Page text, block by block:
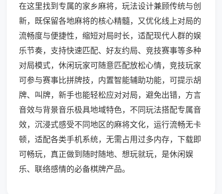
在这里找到专属的家乡麻将，玩法设计兼顾传统与创
新，既保留各地麻将的核心精髓，又优化线上对局的
流畅度与便捷性，缩短对局时长，适配现代人群的娱
乐节奏，支持快速匹配、好友约局、竞技赛事等多种
对局模式，休闲玩家可随意匹配放松心情，竞技玩家
可参与赛事比拼牌技，内置智能辅助功能，可提示胡
牌、叫牌，新手也能轻松应对对局，避免出错，方言
音效与背景音乐极具地域特色，不同玩法搭配专属音
效，沉浸式感受不同地区的麻将文化，运行流畅无卡
顿，适配各类手机系统，无需占用过多内存，下载即
可畅玩，真正做到随时随地、想玩就玩，是休闲娱
乐、联络感情的必备棋牌产品。